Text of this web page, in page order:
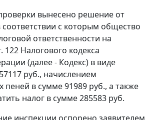
вынесено решение от
соответствии с которым общество
ответственности на
122 Налогового кодекса
(далее - Кодекс) в виде
руб., начислением
пеней в сумме 91989 руб., а также
налог в сумме 285583 руб.